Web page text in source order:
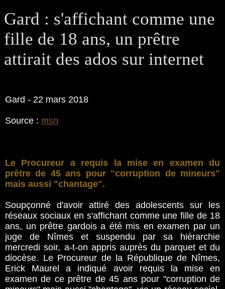
Gard : s'affichant comme une
fille de 18 ans, un prêtre
attirait des ados sur internet
Gard - 22 mars 2018
Source : msn
Le Procureur a requis la mise en examen du
prêtre de 45 ans pour "corruption de mineurs"
mais aussi "chantage".
Soupçonné d'avoir attiré des adolescents sur les
réseaux sociaux en s'affichant comme une fille de 18
ans, un prêtre gardois a été mis en examen par un
juge de Nîmes et suspendu par sa hiérarchie
mercredi soir, a-t-on appris auprès du parquet et du
diocèse. Le Procureur de la République de Nîmes,
Erick Maurel a indiqué avoir requis la mise en
examen de ce prêtre de 45 ans pour "corruption de